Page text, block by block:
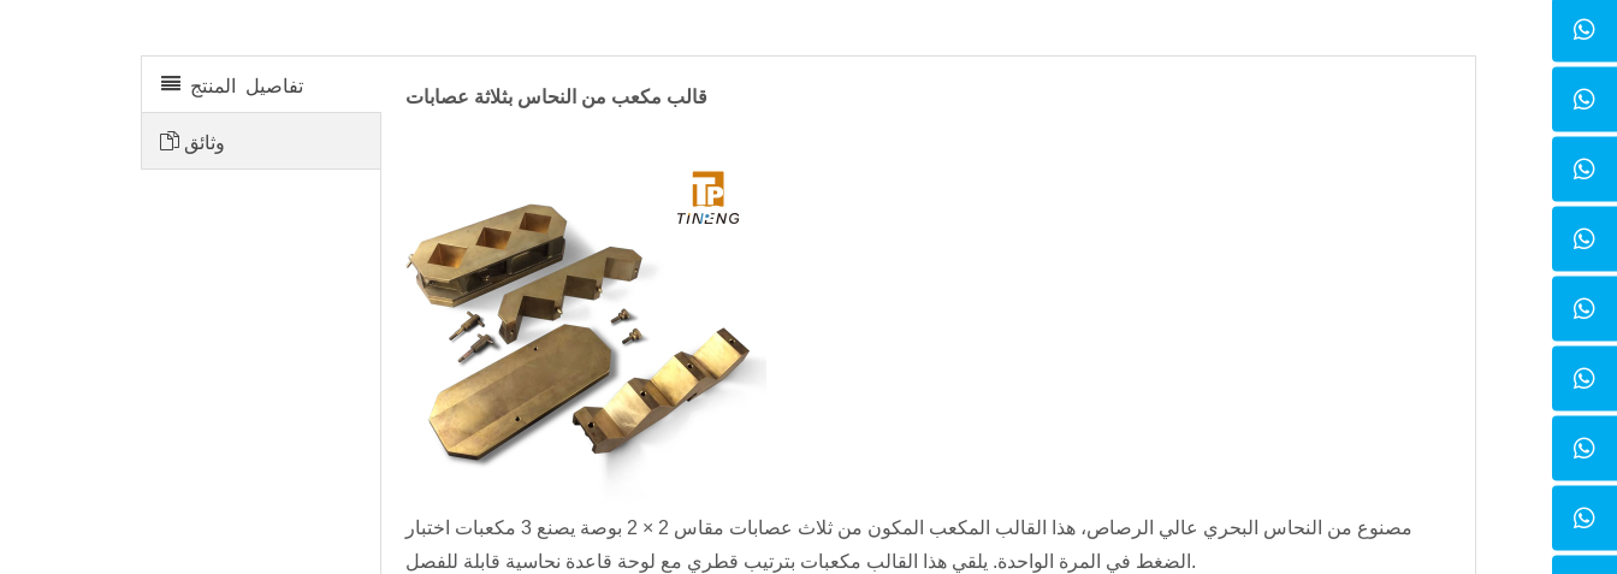
تفاصيل المنتج
وثائق
قالب مكعب من النحاس بثلاثة عصابات
مصنوع من النحاس البحري عالي الرصاص، هذا القالب المكعب المكون من ثلاث عصابات مقاس 2 × 2 بوصة يصنع 3 مكعبات اختبار
الضغط في المرة الواحدة. يلقي هذا القالب مكعبات بترتيب قطري مع لوحة قاعدة نحاسية قابلة للفصل.